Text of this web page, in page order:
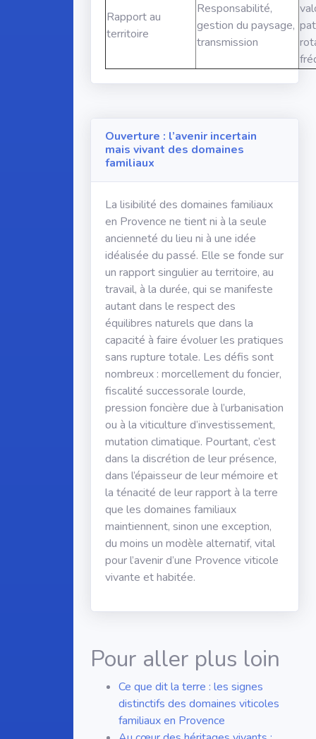
Rapport au
territoire
Responsabilité,
gestion du paysage,
transmission
Ouverture : l’avenir incertain
mais vivant des domaines
familiaux
La lisibilité des domaines familiaux
en Provence ne tient ni à la seule
ancienneté du lieu ni à une idée
idéalisée du passé. Elle se fonde sur
un rapport singulier au territoire, au
travail, à la durée, qui se manifeste
autant dans le respect des
équilibres naturels que dans la
capacité à faire évoluer les pratiques
sans rupture totale. Les défis sont
nombreux : morcellement du foncier,
fiscalité successorale lourde,
pression foncière due à l’urbanisation
ou à la viticulture d’investissement,
mutation climatique. Pourtant, c’est
dans la discrétion de leur présence,
dans l’épaisseur de leur mémoire et
la ténacité de leur rapport à la terre
que les domaines familiaux
maintiennent, sinon une exception,
du moins un modèle alternatif, vital
pour l’avenir d’une Provence viticole
vivante et habitée.
Pour aller plus loin
Ce que dit la terre : les signes
distinctifs des domaines viticoles
familiaux en Provence